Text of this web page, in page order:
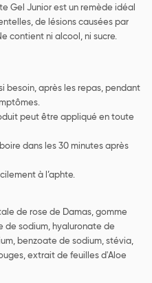
Gel Junior est un remède idéal
de lésions causées par
contient ni alcool, ni sucre.
besoin, après les repas, pendant
peut être appliqué en toute
dans les 30 minutes après
à l’aphte.
de rose de Damas, gomme
de sodium, hyaluronate de
benzoate de sodium, stévia,
extrait de feuilles d'Aloe